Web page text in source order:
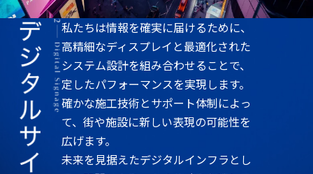
私たちは情報を確実に届けるために、
高精細なディスプレイと最適化された
システム設計を組み合わせることで、
定したパフォーマンスを実現します。
確かな施工技術とサポート体制によっ
て、街や施設に新しい表現の可能性を
広げます。
未来を見据えたデジタルインフラとし